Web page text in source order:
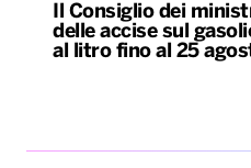
Il Consiglio dei
delle accise sul
al litro fino al 25